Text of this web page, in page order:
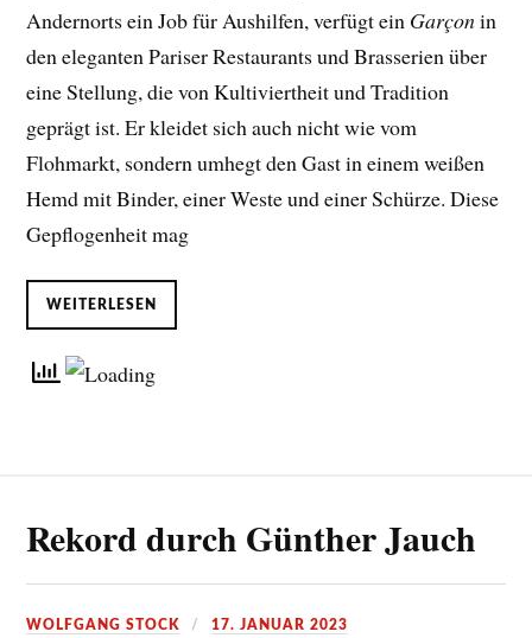
Andernorts ein Job für Aushilfen, verfügt ein Garçonin
den eleganten Pariser Restaurants und Brasserien über
eine Stellung, die von Kultiviertheit und Tradition
geprägt ist. Er kleidet sich auch nicht wie vom
Flohmarkt, sondern umhegt den Gast in einem weißen
Hemd mit Binder, einer Weste und einer Schürze. Diese
Gepflogenheit mag
WEITERLESEN
Rekord durch Günther Jauch
WOLFGANG STOCK 17. JANUAR 2023